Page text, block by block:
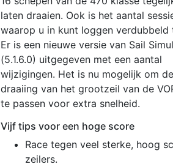
laten draaien. Ook is het aantal
waarop u in kunt loggen verdubbeld
Er is een nieuwe versie van Sail
(5.1.6.0) uitgegeven met een aantal
wijzigingen. Het is nu mogelijk om de
draaiing van het grootzeil van de
te passen voor extra snelheid.
Vijf tips voor een hoge score
Race tegen veel sterke, hoog
zeilers.